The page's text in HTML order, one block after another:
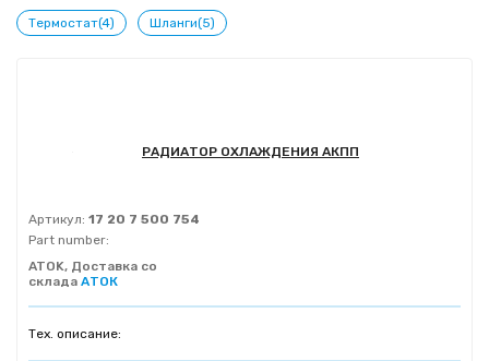
Термостат(4) Шланги(5)
РАДИАТОР ОХЛАЖДЕНИЯ АКПП
Артикул: 17 20 7 500 754
Part number:
ATOK, Доставка со
склада АТОК
Тех. описание: